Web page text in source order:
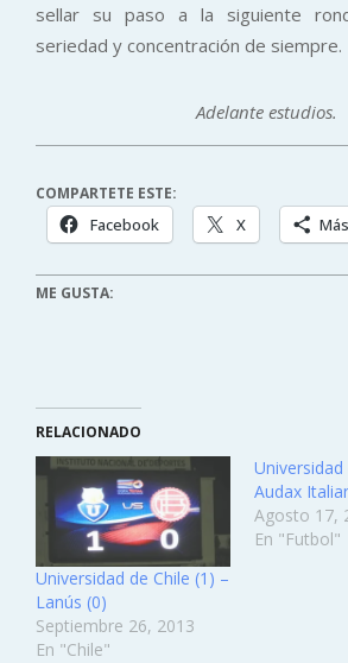
sellar su paso a la siguiente
seriedad y concentración de siempre.
Adelante estudios.
COMPARTETE ESTE:
Facebook X Más
ME GUSTA:
RELACIONADO
Universidad de Chile (1) –
Lanús (0)
Septiembre 26, 2013
En "Chile"
Universidad
Audax
Agosto 17,
En "Futbol"